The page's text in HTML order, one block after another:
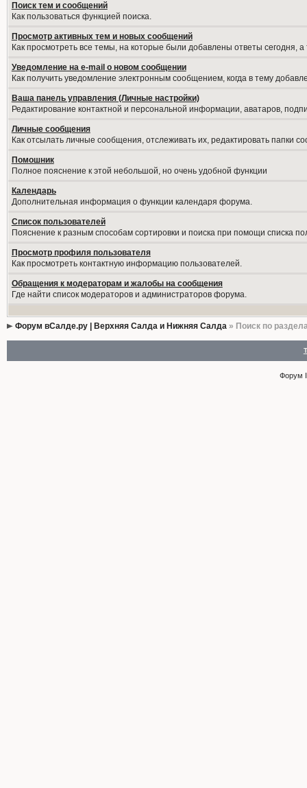
Поиск тем и сообщений
Как пользоваться функцией поиска.
Просмотр активных тем и новых сообщений
Как просмотреть все темы, на которые были добавлены ответы сегодня,
Уведомление на е-mail о новом сообщении
Как получить уведомление электронным сообщением, когда в тему
Ваша панель управления (Личные настройки)
Редактирование контактной и персональной информации, аватаров,
Личные сообщения
Как отсылать личные сообщения, отслеживать их, редактировать папки
Помошник
Полное пояснение к этой небольшой, но очень удобной функции
Календарь
Дополнительная информация о функции календаря форума.
Список пользователей
Пояснение к разным способам сортировки и поиска при помощи списка
Просмотр профиля пользователя
Как просмотреть контактную информацию пользователей.
Обращения к модераторам и жалобы на сообщения
Где найти список модераторов и администраторов форума.
Форум вСалде.ру | Верхняя Салда и Нижняя Салда» Поиск по
Форум